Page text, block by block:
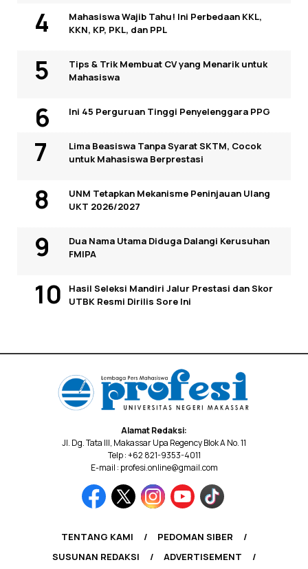
Mahasiswa Wajib Tahu! Ini Perbedaan KKL,
KKN, KP, PKL, dan PPL
Tips & Trik Membuat CV yang Menarik untuk
Mahasiswa
Ini 45 Perguruan Tinggi Penyelenggara PPG
Lima Beasiswa Tanpa Syarat SKTM, Cocok
untuk Mahasiswa Berprestasi
UNM Tetapkan Mekanisme Peninjauan Ulang
UKT 2026/2027
Dua Nama Utama Diduga Dalangi Kerusuhan
FMIPA
Hasil Seleksi Mandiri Jalur Prestasi dan Skor
UTBK Resmi Dirilis Sore Ini
Alamat Redaksi:
Jl. Dg. Tata III, Makassar Upa Regency Blok A No. 11
Telp : +62 821-9353-4011
E-mail : profesi.online@gmail.com
TENTANG KAMI
PEDOMAN SIBER
SUSUNAN REDAKSI
ADVERTISEMENT